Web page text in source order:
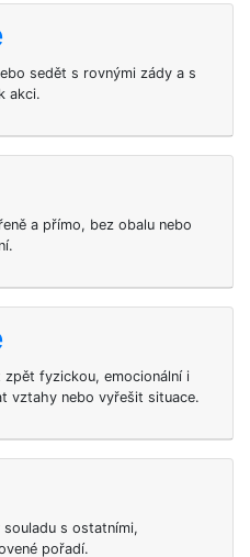
sedět s rovnými zády a s
akci.
a přímo, bez obalu nebo
zpět fyzickou, emocionální i
vztahy nebo vyřešit situace.
souladu s ostatními,
pořadí.